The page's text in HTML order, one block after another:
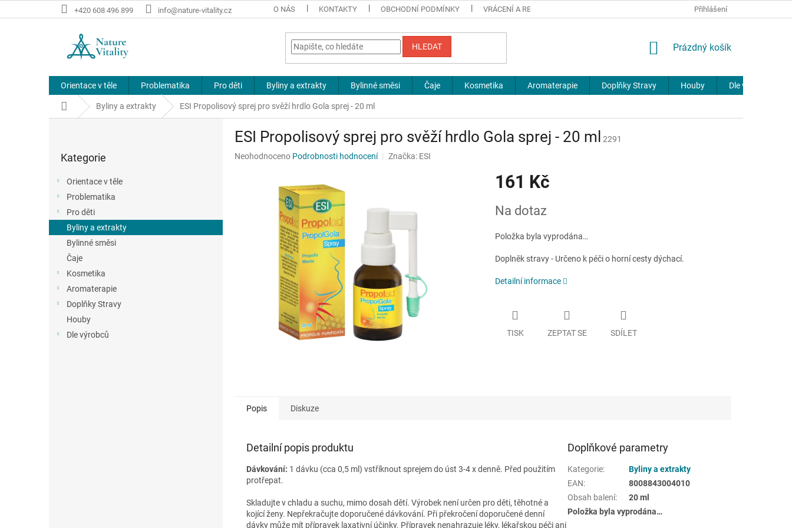
na
+420 608 496 899 info@nature-vitality.cz O NÁS KONTAKTY OBCHODNÍ PODMÍNKY VRÁCENÍ A REKLAMACE JOURNAL
Přihlášení
HLEDAT
NÁKUPNÍ
Prázdný košík
Orientace v těle Problematika Pro děti Byliny a extrakty Bylinné směsi Čaje Kosmetika Aromaterapie Doplňky Stravy Houby Dle výrobců
Domů Byliny a extrakty ESI Propolisový sprej pro svěží hrdlo Gola sprej - 20 ml
kategorie
Kategorie
Orientace v těle
Problematika
Pro děti
Byliny a extrakty
Bylinné směsi
Čaje
Kosmetika
Aromaterapie
Doplňky Stravy
Houby
Dle výrobců
ESI Propolisový sprej pro svěží hrdlo Gola sprej - 20 ml
2291
Průměrné
Neohodnoceno Podrobnosti hodnocení Značka: ESI
161 Kč
cena:
Na dotaz
Položka byla vyprodána…
Doplněk stravy - Určeno k péči o horní cesty dýchací.
Detailní informace
TISK ZEPTAT SE SDÍLET
Popis Diskuze
Detailní popis produktu
Dávkování: 1 dávku (cca 0,5 ml) vstříknout sprejem do úst 3-4 x denně. Před použitím
protřepat.
Skladujte v chladu a suchu, mimo dosah dětí. Výrobek není určen pro děti, těhotné a
kojící ženy. Nepřekračujte doporučené dávkování. Při překročení doporučené denní
dávky může mít přípravek laxativní účinky. Přípravek nenahrazuje léky, lékařskou péči ani
Doplňkové parametry
Kategorie:
Byliny a extrakty
EAN:
8008843004010
Obsah balení:
20 ml
Položka byla vyprodána…